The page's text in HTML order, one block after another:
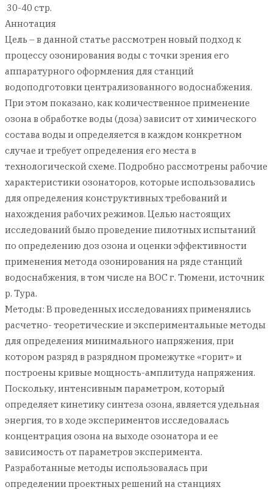
30-40 стр.
Аннотация
Цель – в данной статье рассмотрен новый подход к
процессу озонирования воды с точки зрения его
аппаратурного оформления для станций
водоподготовки централизованного водоснабжения.
При этом показано, как количественное применение
озона в обработке воды (доза) зависит от химического
состава воды и определяется в каждом конкретном
случае и требует определения его места в
технологической схеме. Подробно рассмотрены рабочие
характеристики озонаторов, которые использовались
для определения конструктивных требований и
нахождения рабочих режимов. Целью настоящих
исследований было проведение пилотных испытаний
по определению доз озона и оценки эффективности
применения метода озонирования на ряде станций
водоснабжения, в том числе на ВОС г. Тюмени, источник
р. Тура.
Методы: В проведенных исследованиях применялись
расчетно- теоретические и экспериментальные методы
для определения минимального напряжения, при
котором разряд в разрядном промежутке «горит» и
построены кривые мощность-амплитуда напряжения.
Поскольку, интенсивным параметром, который
определяет кинетику синтеза озона, является удельная
энергия, то в ходе экспериментов исследовалась
концентрация озона на выходе озонатора и ее
зависимость от параметров эксперимента.
Разработанные методы использовалась при
определении проектных решений на станциях